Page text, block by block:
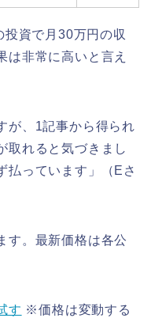
資で月30万円の収
は非常に高いと言え
が、1記事から得られ
取れると気づきまし
払っています」（Eさ
す。最新価格は各公
す ※価格は変動する